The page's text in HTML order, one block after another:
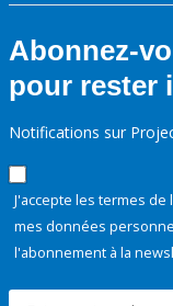
Abonnez-
pour rester
Notifications sur
J'accepte les termes de
mes données
l'abonnement à la